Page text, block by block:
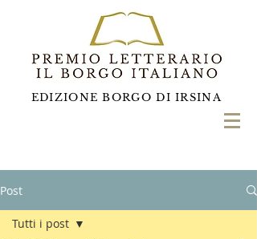
EDIZIONE BORGO DI IRSINA
Post
Tutti i post